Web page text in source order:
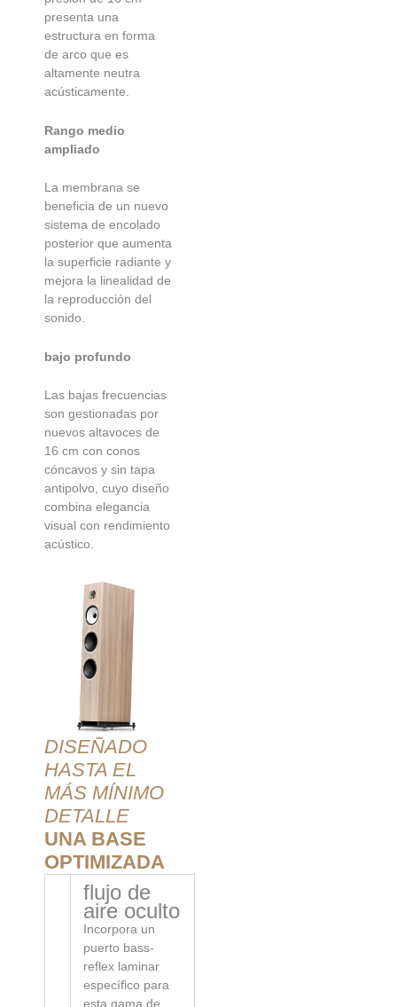
presenta una
estructura en forma
de arco que es
altamente neutra
acústicamente.
Rango medio
ampliado
La membrana se
beneficia de un nuevo
sistema de encolado
posterior que aumenta
la superficie radiante y
mejora la linealidad de
la reproducción del
sonido.
bajo profundo
Las bajas frecuencias
son gestionadas por
nuevos altavoces de
16 cm con conos
cóncavos y sin tapa
antipolvo, cuyo diseño
combina elegancia
visual con rendimiento
acústico.
DISEÑADO
HASTA EL
MÁS MÍNIMO
DETALLE
UNA BASE
OPTIMIZADA
flujo de
aire oculto
Incorpora un
puerto bass-
reflex laminar
específico para
esta gama de